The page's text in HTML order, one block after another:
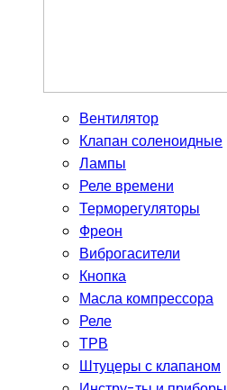
Вентилятор
Клапан соленоидные
Лампы
Реле времени
Терморегуляторы
Фреон
Виброгасители
Кнопка
Масла компрессора
Реле
ТРВ
Штуцеры с клапаном